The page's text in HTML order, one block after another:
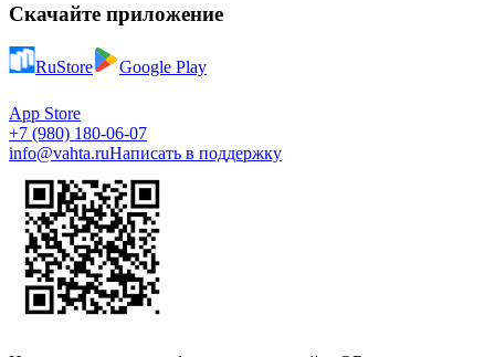
Скачайте приложение
RuStore Google Play
App Store
+7 (980) 180-06-07
info@vahta.ruНаписать в поддержку